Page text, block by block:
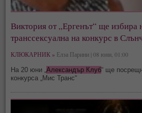
Виктория от „Ергенът“ ще избира
транссексуална на конкурс в
КЛЮКАРНИК » Елза Парини | 08 юни, 01:00
На 20 юни „Александър Клуб“ ще
конкурса „Мис Транс“